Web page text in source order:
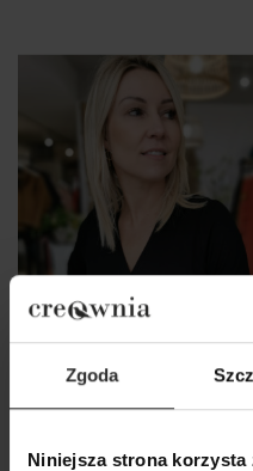
Zgoda
Niniejsza strona